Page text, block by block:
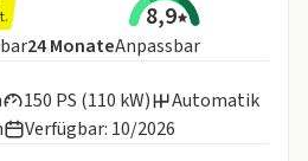
8,9
Laufzeit
24MonateAnpassbar
150 PS (110 kW)
Automatik
Verfügbar: 10/2026